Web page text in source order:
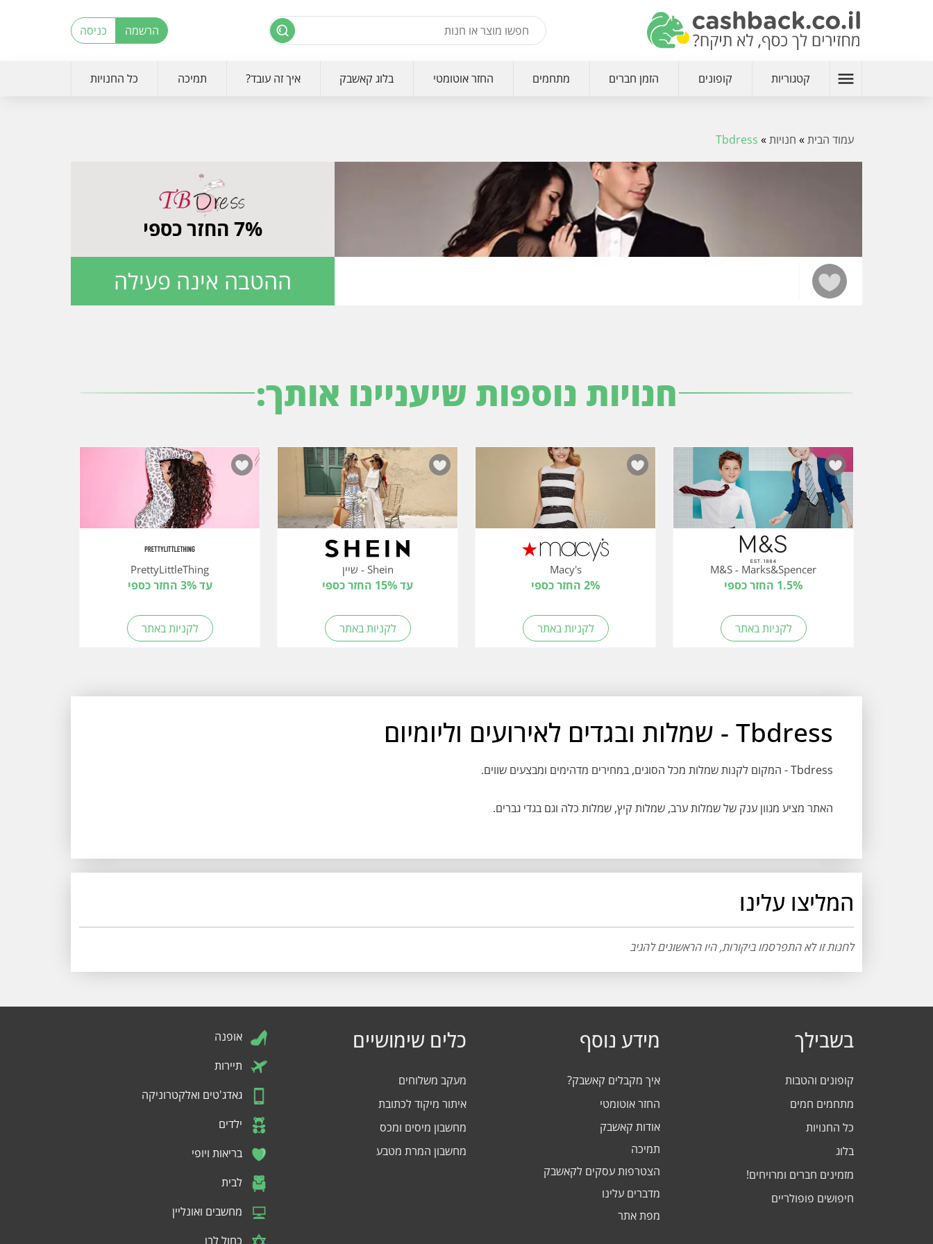
הרשמה כניסה
menu קטגוריות קופונים הזמן חברים מתחמים החזר אוטומטי בלוג קאשבק איך זה עובד? תמיכה כל החנויות
עמוד הבית» חנויות»
Tbdress
7% החזר כספי
ההטבה אינה פעילה
חנויות נוספות שיעניינו אותך:
M&S - Marks&Spencer
1.5% החזר כספי
לקניות באתר
Macy's
2% החזר כספי
לקניות באתר
Shein - שיין
עד 15% החזר כספי
לקניות באתר
PrettyLittleThing
עד 3% החזר כספי
לקניות באתר
Tbdress - שמלות ובגדים לאירועים וליומיום
Tbdress - המקום לקנות שמלות מכל הסוגים, במחירים מדהימים ומבצעים שווים.
האתר מציע מגוון ענק של שמלות ערב, שמלות קיץ, שמלות כלה וגם בגדי גברים.
המליצו עלינו
לחנות זו לא התפרסמו ביקורות, היו הראשונים להגיב
בשבילך
קופונים והטבות
מתחמים חמים
כל החנויות
בלוג
מזמינים חברים ומרויחים!
חיפושים פופולריים
מידע נוסף
איך מקבלים קאשבק?
החזר אוטומטי
אודות קאשבק
תמיכה
הצטרפות עסקים לקאשבק
מדברים עלינו
מפת אתר
כלים שימושיים
מעקב משלוחים
איתור מיקוד לכתובת
מחשבון מיסים ומכס
מחשבון המרת מטבע
אופנה
תיירות
גאדג'טים ואלקטרוניקה
ילדים
בריאות ויופי
לבית
מחשבים ואונליין
כחול לבן